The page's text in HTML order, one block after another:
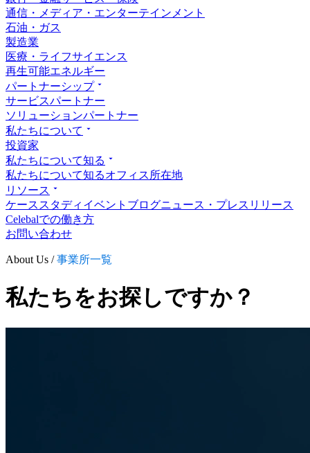
通信・メディア・エンターテインメント
石油・ガス
製造業
医療・ライフサイエンス
再生可能エネルギー
パートナーシップ
サービスパートナー
ソリューションパートナー
私たちについて
投資家
私たちについて知る
私たちについて知るオフィス所在地
リソース
ケーススタディ イベント ブログニュース・プレスリリース
Celebalでの働き方
お問い合わせ
About Us /事業所一覧
私たちをお探しですか？